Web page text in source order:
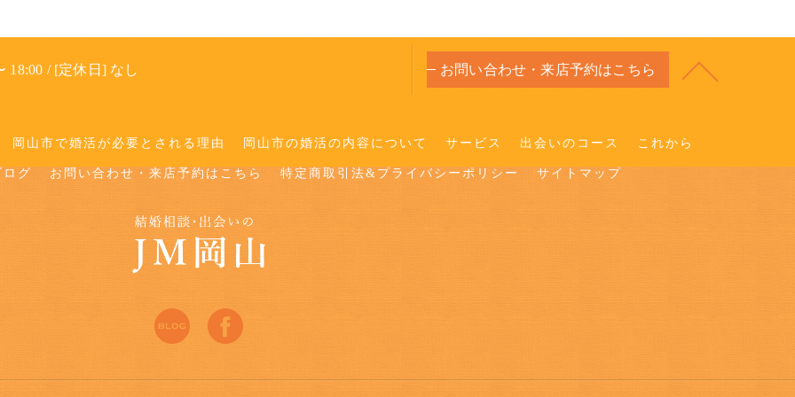
18:00 / [定休日] なし お問い合わせ・来店予約はこちら
岡山市で婚活が必要とされる理由 岡山市の婚活の内容について サービス 出会いのコース これから
ログ お問い合わせ・来店予約はこちら 特定商取引法&プライバシーポリシー サイトマップ